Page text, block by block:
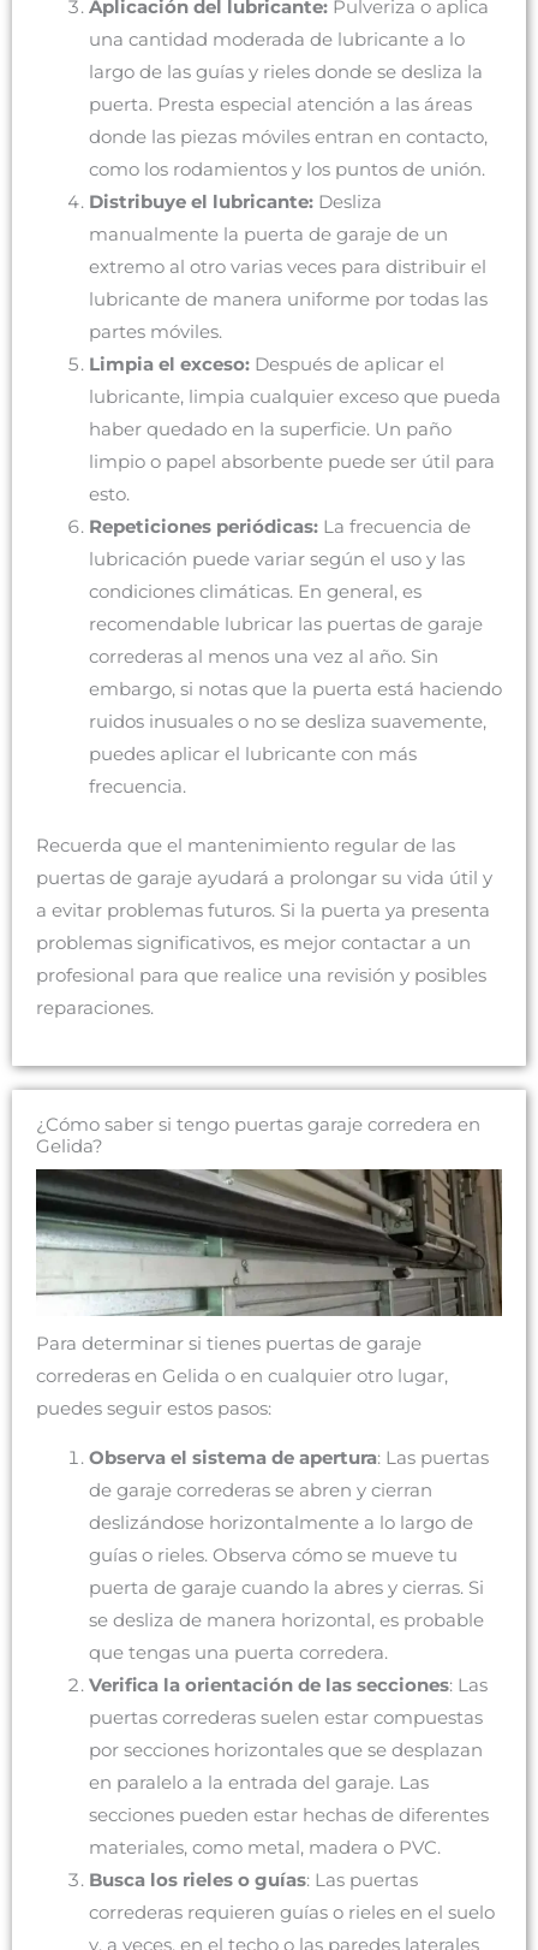
Aplicación del lubricante:Pulveriza o aplica
una cantidad moderada de lubricante a lo
largo de las guías y rieles donde se desliza la
puerta. Presta especial atención a las áreas
donde las piezas móviles entran en contacto,
como los rodamientos y los puntos de unión.
Distribuye el lubricante:Desliza
manualmente la puerta de garaje de un
extremo al otro varias veces para distribuir el
lubricante de manera uniforme por todas las
partes móviles.
Limpia el exceso:Después de aplicar el
lubricante, limpia cualquier exceso que pueda
haber quedado en la superficie. Un paño
limpio o papel absorbente puede ser útil para
esto.
Repeticiones periódicas:La frecuencia de
lubricación puede variar según el uso y las
condiciones climáticas. En general, es
recomendable lubricar las puertas de garaje
correderas al menos una vez al año. Sin
embargo, si notas que la puerta está haciendo
ruidos inusuales o no se desliza suavemente,
puedes aplicar el lubricante con más
frecuencia.
Recuerda que el mantenimiento regular de las
puertas de garaje ayudará a prolongar su vida útil y
a evitar problemas futuros. Si la puerta ya presenta
problemas significativos, es mejor contactar a un
profesional para que realice una revisión y posibles
reparaciones.
¿Cómo saber si tengo puertas garaje corredera en
Gelida?
Para determinar si tienes puertas de garaje
correderas en Gelida o en cualquier otro lugar,
puedes seguir estos pasos:
Observa el sistema de apertura: Las puertas
de garaje correderas se abren y cierran
deslizándose horizontalmente a lo largo de
guías o rieles. Observa cómo se mueve tu
puerta de garaje cuando la abres y cierras. Si
se desliza de manera horizontal, es probable
que tengas una puerta corredera.
Verifica la orientación de las secciones: Las
puertas correderas suelen estar compuestas
por secciones horizontales que se desplazan
en paralelo a la entrada del garaje. Las
secciones pueden estar hechas de diferentes
materiales, como metal, madera o PVC.
Busca los rieles o guías: Las puertas
correderas requieren guías o rieles en el suelo
y, a veces, en el techo o las paredes laterales